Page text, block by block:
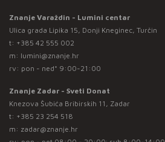
Znanje Varaždin - Lumini centar
Ulica grada Lipika 15, Donji Kneginec, Turčin
t: +385 42 555 002
m: lumini@znanje.hr
rv: pon - ned* 9:00-21:00
Znanje Zadar - Sveti Donat
Knezova Šubića Bribirskih 11, Zadar
t: +385 23 254 518
m: zadar@znanje.hr